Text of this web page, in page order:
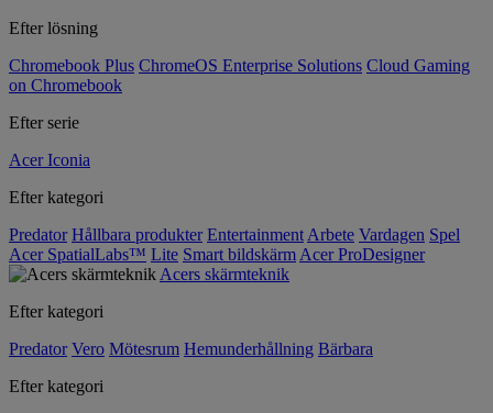
Efter lösning
Chromebook Plus ChromeOS Enterprise Solutions Cloud Gaming
on Chromebook
Efter serie
Acer Iconia
Efter kategori
Predator Hållbara produkter Entertainment Arbete Vardagen Spel
Acer SpatialLabs™ Lite Smart bildskärm Acer ProDesigner
Acers skärmteknik
Efter kategori
Predator Vero Mötesrum Hemunderhållning Bärbara
Efter kategori